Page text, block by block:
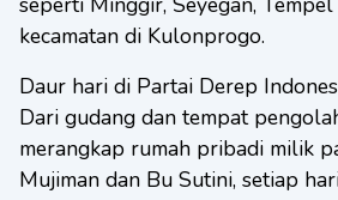
kecamatan di Kulonprogo.
Daur hari di Partai Derep
Dari gudang dan tempat
merangkap rumah pribadi milik
Mujiman dan Bu Sutini, setiap